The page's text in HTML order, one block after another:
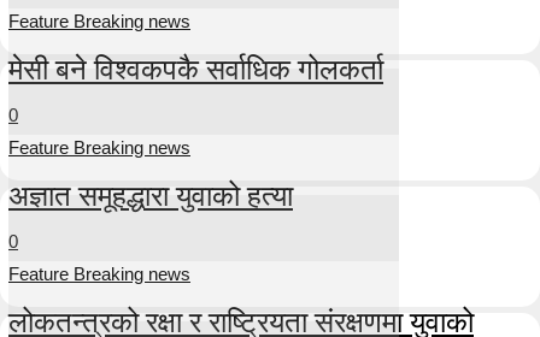
Feature Breaking news
मेसी बने विश्वकपकै सर्वाधिक गोलकर्ता
0
Feature Breaking news
अज्ञात समूहद्धारा युवाको हत्या
0
Feature Breaking news
लोकतन्त्रको रक्षा र राष्ट्रियता संरक्षणमा युवाको